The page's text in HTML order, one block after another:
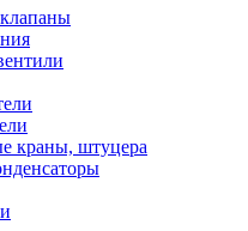
краны, штуцера